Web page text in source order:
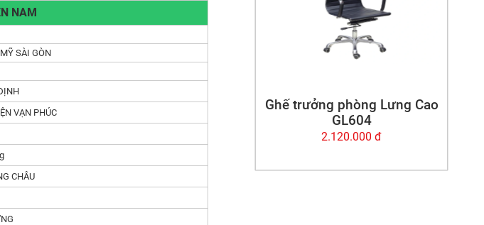
NAM
SÀI GÒN
VẠN PHÚC
CHÂU
Ghế trưởng phòng Lưng Cao
GL604
2.120.000 đ